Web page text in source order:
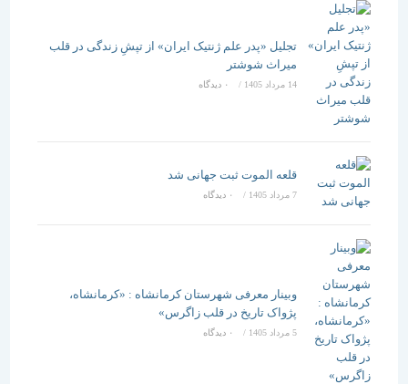
تجلیل «پدر علم ژنتیک ایران» از تپشِ زندگی در قلب
میراث شوشتر
14 مرداد 1405 / ۰ دیدگاه
قلعه الموت ثبت جهانی شد
/ ۰ دیدگاه
وبینار معرفی شهرستان کرمانشاه : «کرمانشاه،
پژواک تاریخ در قلب زاگرس»
5 مرداد 1405 / ۰ دیدگاه